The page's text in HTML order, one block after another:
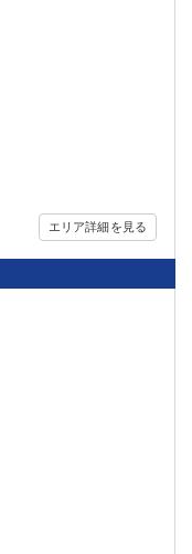
エリア詳細を見る